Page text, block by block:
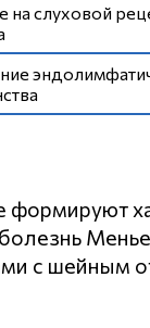
на слуховой
формируют
с шейным